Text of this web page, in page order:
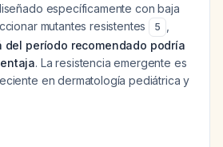
específicamente con baja
mutantes resistentes
5
del período recomendado podría
. La resistencia emergente es
en dermatología pediátrica y